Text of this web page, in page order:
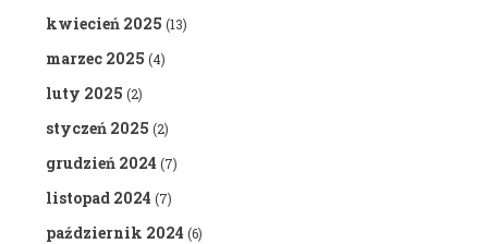
kwiecień 2025 (13)
marzec 2025 (4)
luty 2025 (2)
styczeń 2025 (2)
grudzień 2024 (7)
listopad 2024 (7)
październik 2024 (6)